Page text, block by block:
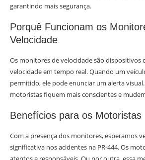
garantindo mais segurança.
Porquê Funcionam os
Velocidade
Os monitores de velocidade são dispositivos
velocidade em tempo real. Quando um
permitido, ele pode enunciar um alerta
motoristas fiquem mais conscientes e
Benefícios para os Motoristas
Com a presença dos monitores, esperamos
significativa nos acidentes na PR-444. Os